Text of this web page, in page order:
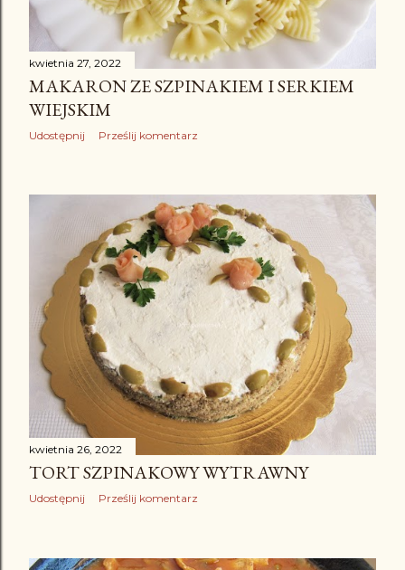
kwietnia 27, 2022
MAKARON ZE SZPINAKIEM I SERKIEM
WIEJSKIM
Udostępnij Prześlij komentarz
kwietnia 26, 2022
TORT SZPINAKOWY WYTRAWNY
Udostępnij Prześlij komentarz